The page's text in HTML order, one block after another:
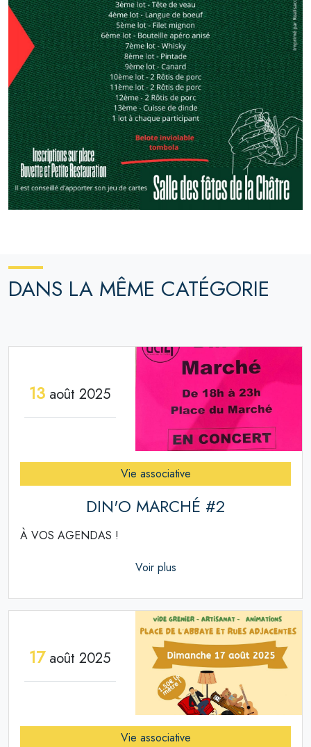
DANS LA MÊME CATÉGORIE
13 août 2025
Vie associative
DIN'O MARCHÉ #2
À VOS AGENDAS !
Voir plus
17août 2025
Vie associative